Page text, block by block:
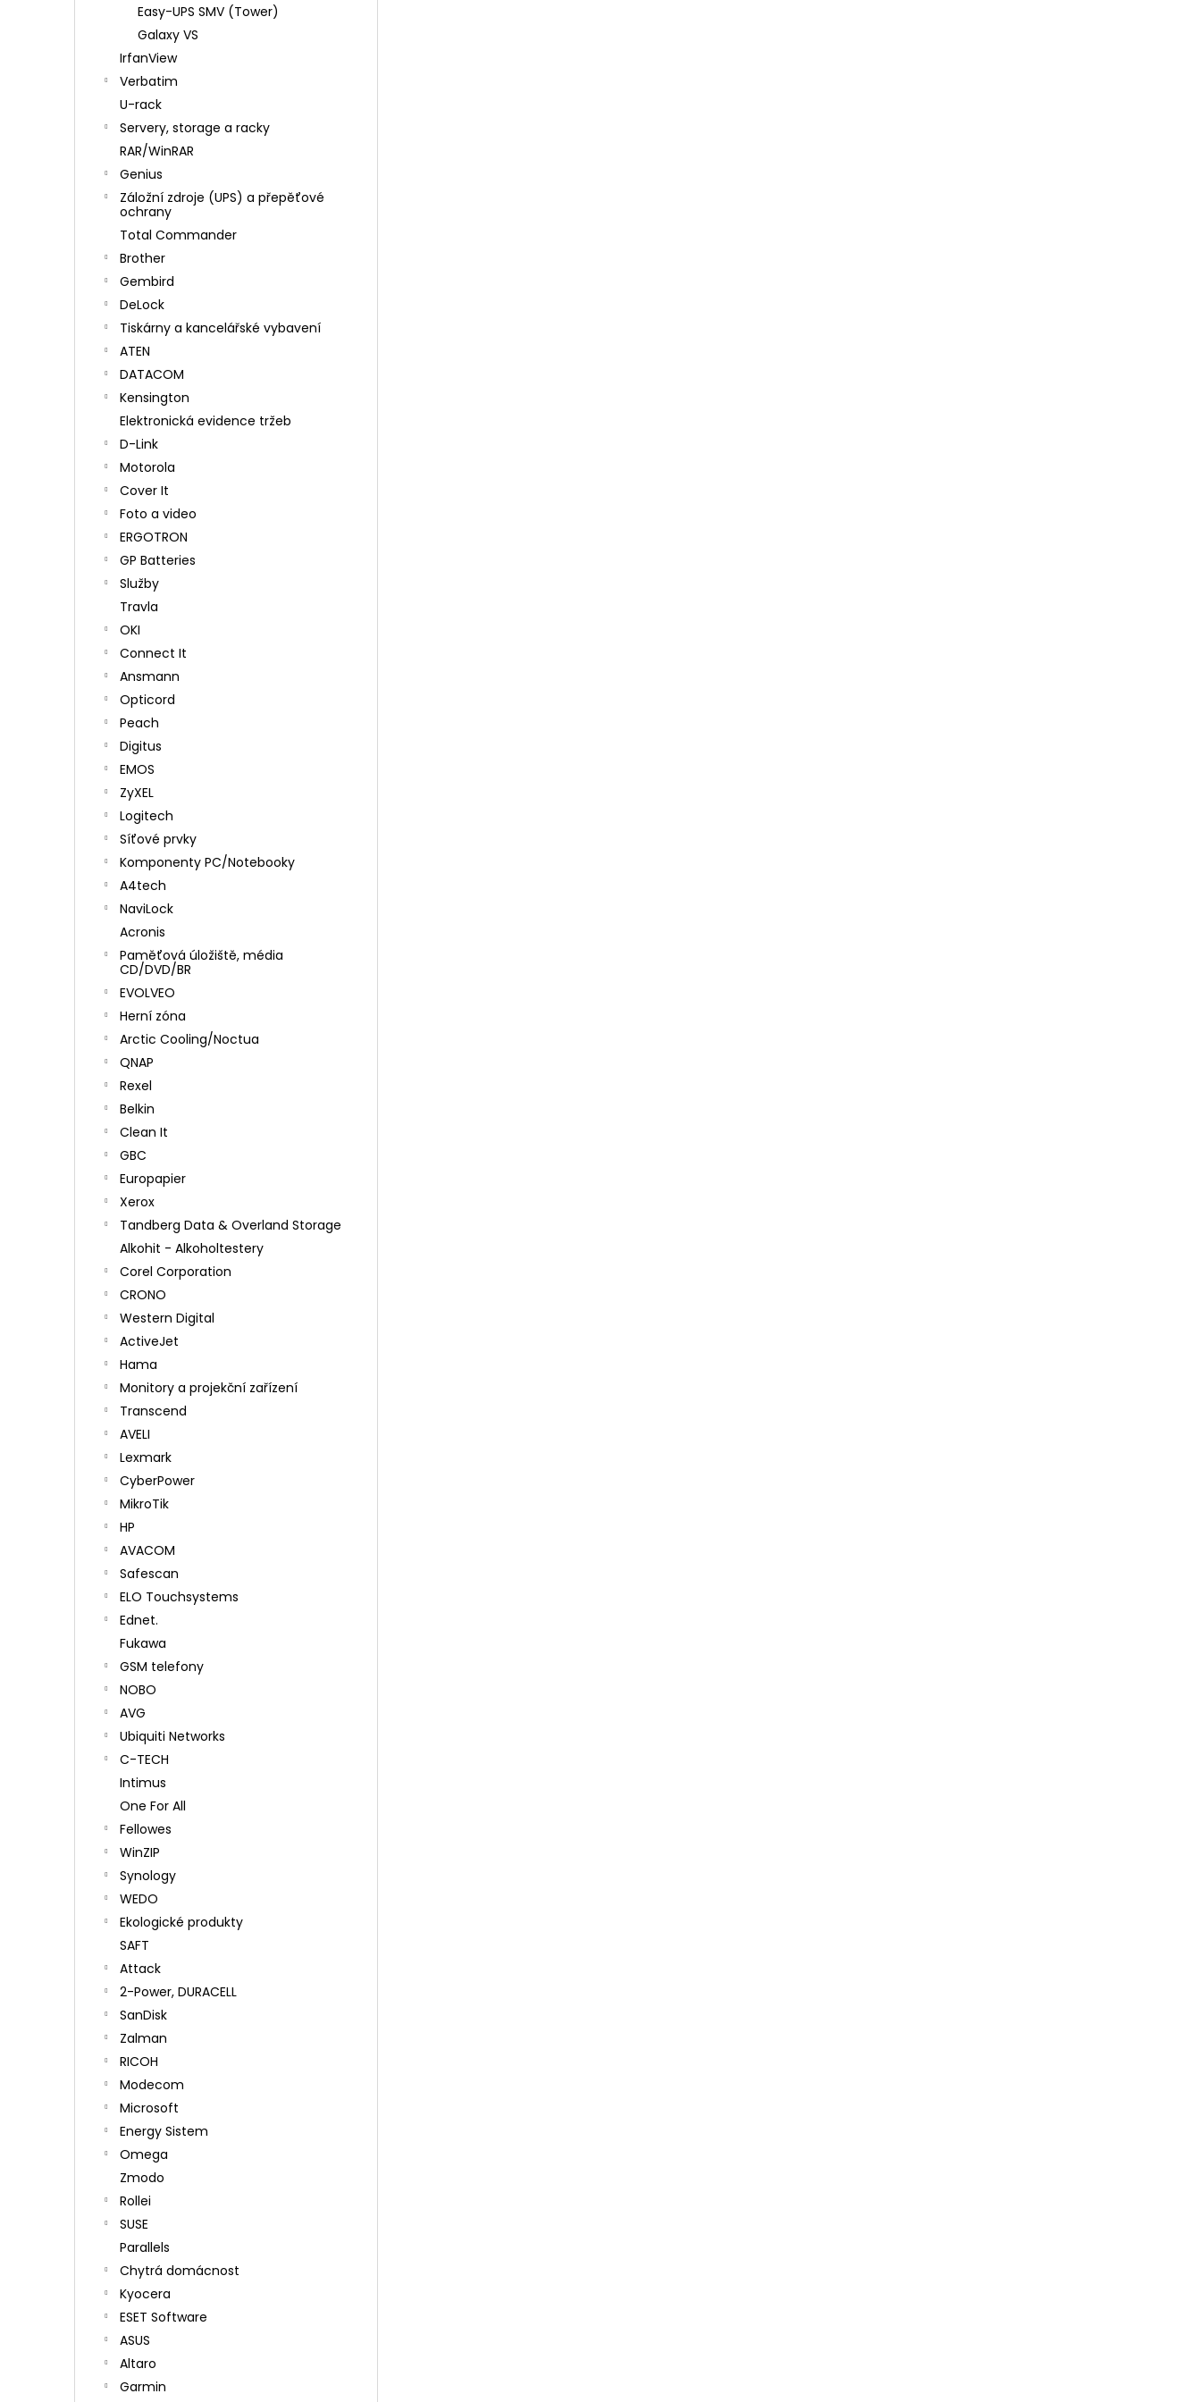
Easy-UPS SMV (Tower)
Galaxy VS
IrfanView
Verbatim
U-rack
Servery, storage a racky
RAR/WinRAR
Genius
Záložní zdroje (UPS) a přepěťové
ochrany
Total Commander
Brother
Gembird
DeLock
Tiskárny a kancelářské vybavení
ATEN
DATACOM
Kensington
Elektronická evidence tržeb
D-Link
Motorola
Cover It
Foto a video
ERGOTRON
GP Batteries
Služby
Travla
OKI
Connect It
Ansmann
Opticord
Peach
Digitus
EMOS
ZyXEL
Logitech
Síťové prvky
Komponenty PC/Notebooky
A4tech
NaviLock
Acronis
Paměťová úložiště, média
CD/DVD/BR
EVOLVEO
Herní zóna
Arctic Cooling/Noctua
QNAP
Rexel
Belkin
Clean It
GBC
Europapier
Xerox
Tandberg Data & Overland Storage
Alkohit - Alkoholtestery
Corel Corporation
CRONO
Western Digital
ActiveJet
Hama
Monitory a projekční zařízení
Transcend
AVELI
Lexmark
CyberPower
MikroTik
HP
AVACOM
Safescan
ELO Touchsystems
Ednet.
Fukawa
GSM telefony
NOBO
AVG
Ubiquiti Networks
C-TECH
Intimus
One For All
Fellowes
WinZIP
Synology
WEDO
Ekologické produkty
SAFT
Attack
2-Power, DURACELL
SanDisk
Zalman
RICOH
Modecom
Microsoft
Energy Sistem
Omega
Zmodo
Rollei
SUSE
Parallels
Chytrá domácnost
Kyocera
ESET Software
ASUS
Altaro
Garmin